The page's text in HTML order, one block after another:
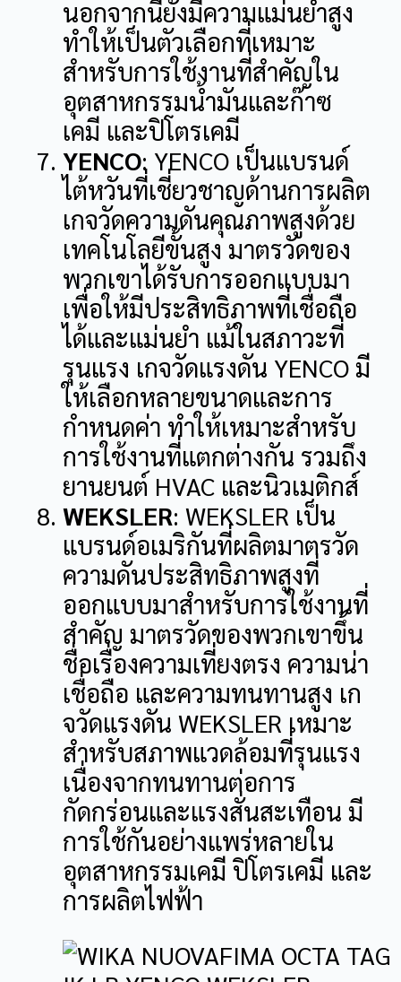
นอกจากนี้ยังมีความแม่นยำสูง
ทำให้เป็นตัวเลือกที่เหมาะ
สำหรับการใช้งานที่สำคัญใน
อุตสาหกรรมน้ำมันและก๊าซ
เคมี และปิโตรเคมี
YENCO: YENCO เป็นแบรนด์
ไต้หวันที่เชี่ยวชาญด้านการผลิต
เกจวัดความดันคุณภาพสูงด้วย
เทคโนโลยีขั้นสูง มาตรวัดของ
พวกเขาได้รับการออกแบบมา
เพื่อให้มีประสิทธิภาพที่เชื่อถือ
ได้และแม่นยำ แม้ในสภาวะที่
รุนแรง เกจวัดแรงดัน YENCO มี
ให้เลือกหลายขนาดและการ
กำหนดค่า ทำให้เหมาะสำหรับ
การใช้งานที่แตกต่างกัน รวมถึง
ยานยนต์ HVAC และนิวเมติกส์
WEKSLER: WEKSLER เป็น
แบรนด์อเมริกันที่ผลิตมาตรวัด
ความดันประสิทธิภาพสูงที่
ออกแบบมาสำหรับการใช้งานที่
สำคัญ มาตรวัดของพวกเขาขึ้น
ชื่อเรื่องความเที่ยงตรง ความน่า
เชื่อถือ และความทนทานสูง เก
จวัดแรงดัน WEKSLER เหมาะ
สำหรับสภาพแวดล้อมที่รุนแรง
เนื่องจากทนทานต่อการ
กัดกร่อนและแรงสั่นสะเทือน มี
การใช้กันอย่างแพร่หลายใน
อุตสาหกรรมเคมี ปิโตรเคมี และ
การผลิตไฟฟ้า